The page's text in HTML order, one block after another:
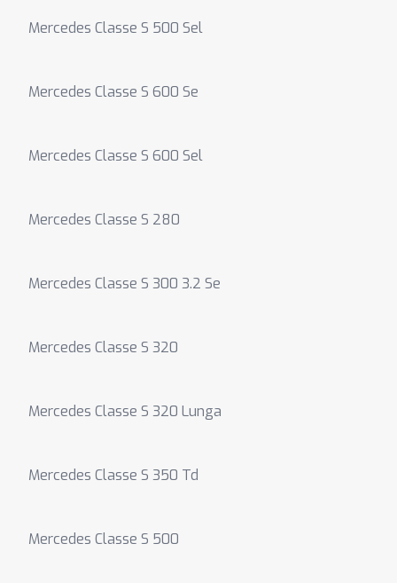
Mercedes Classe S 500 Sel
Mercedes Classe S 600 Se
Mercedes Classe S 600 Sel
Mercedes Classe S 280
Mercedes Classe S 300 3.2 Se
Mercedes Classe S 320
Mercedes Classe S 320 Lunga
Mercedes Classe S 350 Td
Mercedes Classe S 500